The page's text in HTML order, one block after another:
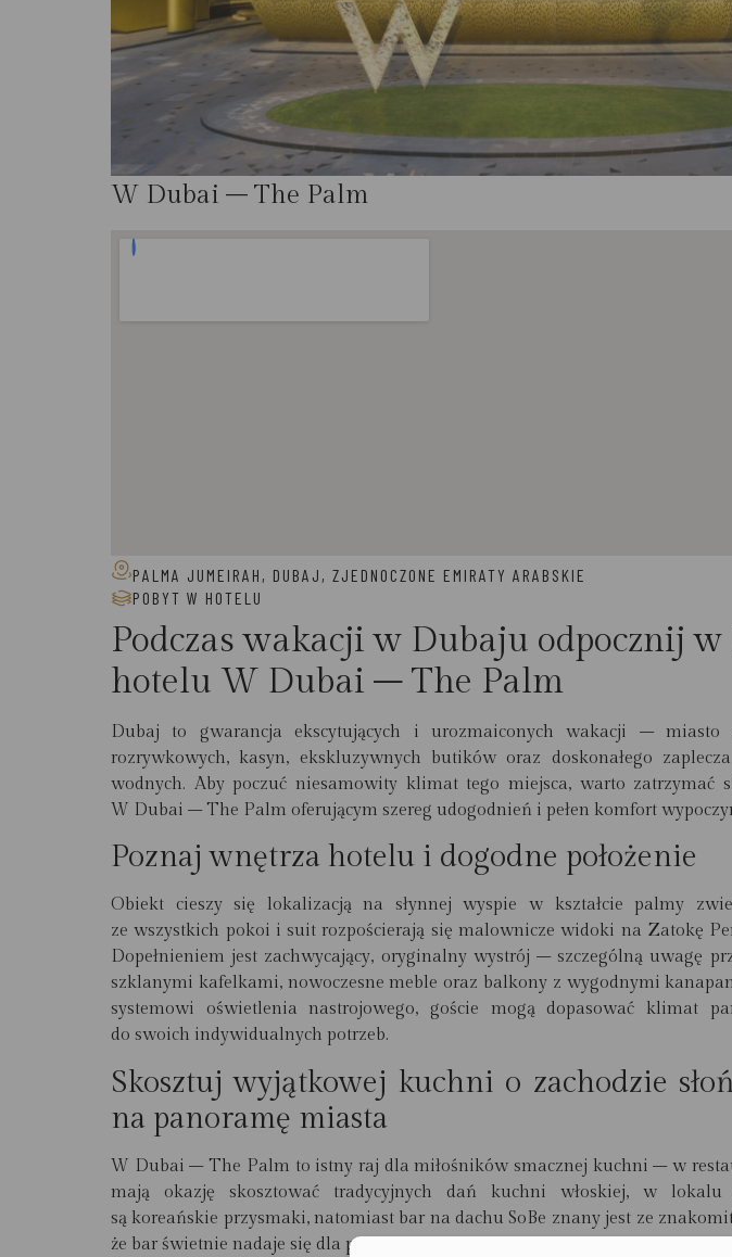
W Dubai – The Palm
PALMA JUMEIRAH, DUBAJ, ZJEDNOCZONE EMIRATY ARABSKIE
POBYT W HOTELU
Podczas wakacji w Dubaju odpocznij
hotelu W Dubai – The Palm
Dubaj to gwarancja ekscytujących i urozmaiconych wakacji –
rozrywkowych, kasyn, ekskluzywnych butików oraz doskonałego
wodnych. Aby poczuć niesamowity klimat tego miejsca, warto zatrzymać
W Dubai – The Palm oferującym szereg udogodnień i pełen komfort
Poznaj wnętrza hotelu i dogodne położenie
Obiekt cieszy się lokalizacją na słynnej wyspie w kształcie palmy
ze wszystkich pokoi i suit rozpościerają się malownicze widoki na Zatokę
Dopełnieniem jest zachwycający, oryginalny wystrój – szczególną uwagę
szklanymi kafelkami, nowoczesne meble oraz balkony z wygodnymi
systemowi oświetlenia nastrojowego, goście mogą dopasować klimat
do swoich indywidualnych potrzeb.
Skosztuj wyjątkowej kuchni o zachodzie
na panoramę miasta
W Dubai – The Palm to istny raj dla miłośników smacznej kuchni – w
mają okazję skosztować tradycyjnych dań kuchni włoskiej, w lokalu
są koreańskie przysmaki, natomiast bar na dachu SoBe znany jest ze
że bar świetnie nadaje się dla par pragnących spędzić romantyczny wieczór przy